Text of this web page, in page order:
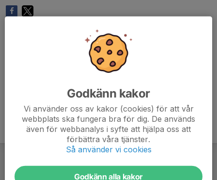
Godkänn kakor
Vi använder oss av kakor (cookies) för att vår
webbplats ska fungera bra för dig. De används
även för webbanalys i syfte att hjälpa oss att
förbättra våra tjänster.
Så använder vi cookies
Godkänn alla kakor